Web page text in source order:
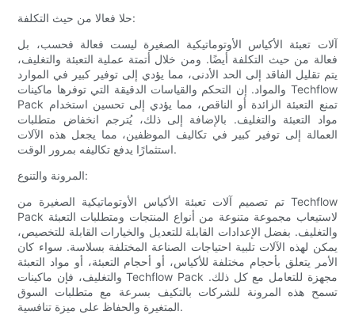
حلا فعالا من حيث التكلفة:
آلات تعبئة الأكياس الأوتوماتيكية الصغيرة ليست فعالة فحسب، بل
فعالة من حيث التكلفة أيضًا. ومن خلال أتمتة عملية التعبئة والتغليف،
يتم تقليل الفاقد إلى الحد الأدنى، مما يؤدي إلى توفير كبير في الموارد
والمواد. إن التحكم والقياسات الدقيقة التي توفرها ماكينات Techflow
Pack تمنع التعبئة الزائدة أو الناقص، مما يؤدي إلى تحسين استخدام
مواد التعبئة والتغليف. بالإضافة إلى ذلك، يُترجم انخفاض متطلبات
العمالة إلى توفير كبير في تكاليف الموظفين، مما يجعل هذه الآلات
استثمارًا يدفع تكاليفه بمرور الوقت.
المرونة والتنوع:
تم تصميم آلات تعبئة الأكياس الأوتوماتيكية الصغيرة من Techflow
Pack لاستيعاب مجموعة متنوعة من أنواع المنتجات ومتطلبات التعبئة
والتغليف. بفضل الإعدادات القابلة للتعديل والخيارات القابلة للتخصيص،
يمكن لهذه الآلات تلبية احتياجات الصناعة المختلفة بسلاسة. سواء كان
الأمر يتعلق بأحجام مختلفة للأكياس، أو أحجام التعبئة، أو مواد التعبئة
والتغليف، فإن ماكينات Techflow Pack مجهزة للتعامل مع كل ذلك.
تسمح هذه المرونة للشركات بالتكيف بسرعة مع متطلبات السوق
المتغيرة والحفاظ على ميزة تنافسية.